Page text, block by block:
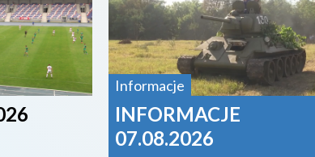
Informacje
INFORMACJE
07.08.2026